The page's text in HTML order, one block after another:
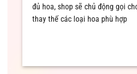
đủ hoa, shop sẽ chủ động gọi
thay thế các loại hoa phù hợp